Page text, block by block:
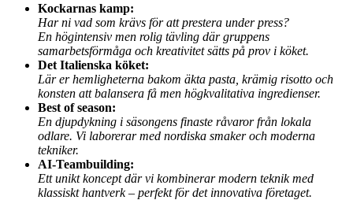
Kockarnas kamp:
Har ni vad som krävs för att prestera under press?
En högintensiv men rolig tävling där gruppens
samarbetsförmåga och kreativitet sätts på prov i köket.
Det Italienska köket:
Lär er hemligheterna bakom äkta pasta, krämig risotto och
konsten att balansera få men högkvalitativa ingredienser.
Best of season:
En djupdykning i säsongens finaste råvaror från lokala
odlare. Vi laborerar med nordiska smaker och moderna
tekniker.
AI-Teambuilding:
Ett unikt koncept där vi kombinerar modern teknik med
klassiskt hantverk – perfekt för det innovativa företaget.